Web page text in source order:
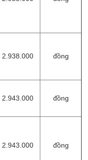
2.938.000 đồng
2.943.000 đồng
2.943.000 đồng